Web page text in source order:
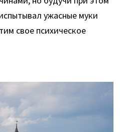
ужасные муки
свое психическое